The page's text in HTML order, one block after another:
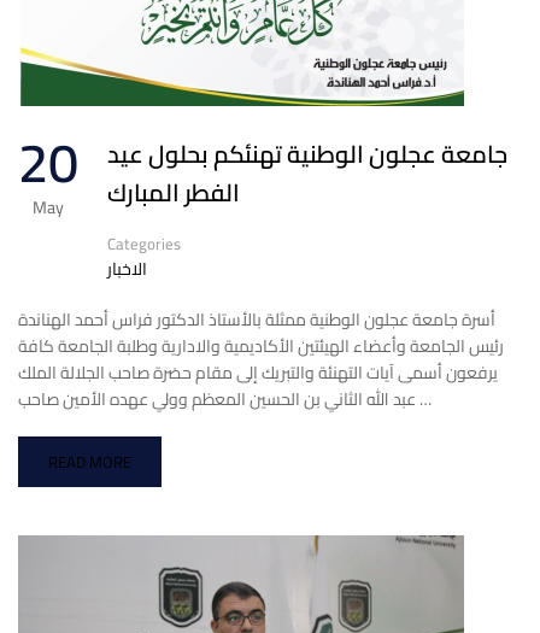
20
May
جامعة عجلون الوطنية تهنئكم بحلول عيد
الفطر المبارك
Categories
الاخبار
أسرة جامعة عجلون الوطنية ممثلة بالأستاذ الدكتور فراس أحمد الهناندة
رئيس الجامعة وأعضاء الهيئتين الأكاديمية والادارية وطلبة الجامعة كافة
يرفعون أسمى آيات التهنئة والتبريك إلى مقام حضرة صاحب الجلالة الملك
عبد الله الثاني بن الحسين المعظم وولي عهده الأمين صاحب …
READ MORE